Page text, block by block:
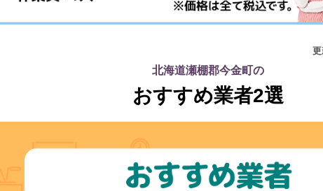
北海道瀬棚郡今金町の
おすすめ業者2選